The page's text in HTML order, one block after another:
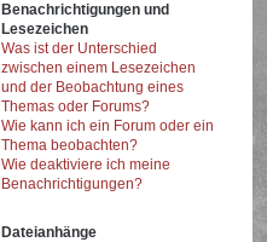
Benachrichtigungen und
Lesezeichen
Was ist der Unterschied
zwischen einem Lesezeichen
und der Beobachtung eines
Themas oder Forums?
Wie kann ich ein Forum oder ein
Thema beobachten?
Wie deaktiviere ich meine
Benachrichtigungen?
Dateianhänge